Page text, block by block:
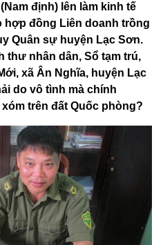
định) lên làm kinh tế
hợp đồng Liên doanh trồng
Quân sự huyện Lạc Sơn.
thư nhân dân, Sổ tạm trú,
xã Ân Nghĩa, huyện Lạc
do vô tình mà chính
trên đất Quốc phòng?